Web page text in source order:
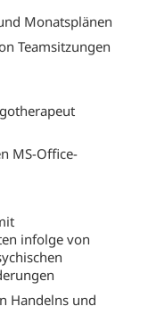
Monatsplänen
Teamsitzungen
MS-Office-
infolge von
Handelns und